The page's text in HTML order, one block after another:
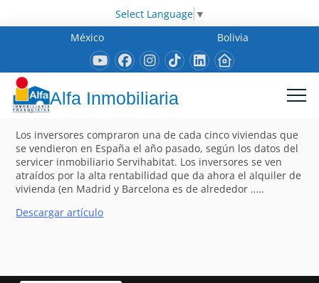
Select Language ▼
México
Bolivia
Alfa Inmobiliaria
Los inversores compraron una de cada cinco viviendas que
se vendieron en España el año pasado, según los datos del
servicer inmobiliario Servihabitat. Los inversores se ven
atraídos por la alta rentabilidad que da ahora el alquiler de
vivienda (en Madrid y Barcelona es de alrededor …..
Descargar artículo